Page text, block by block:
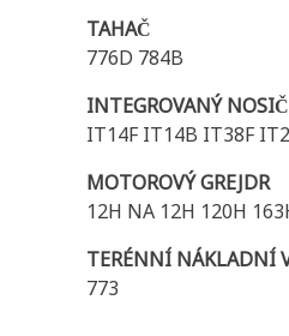
TAHAČ
776D 784B
INTEGROVANÝ
IT14F IT14B IT38F
MOTOROVÝ GREJDR
12H NA 12H 120H
TERÉNNÍ NÁKLADNÍ
773